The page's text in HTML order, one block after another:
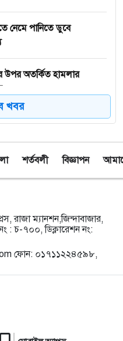
নেমে পানিতে ডুবে
উপর অতর্কিত হামলার
সিলেট, কফিনবন্দি হয়ে
পথে সড়ক দুর্ঘটনায় প্রাণ গেল
পরিবহনের সংঘর্ষ, নিহত ৯
হলো ‘বিকাশ
ধর্ষণ ও হত্যা মামলায়
খবর
শর্তবলী বিজ্ঞাপন
রাজা ম্যানশন,জিন্দাবাজার,
: চ-৭০০, ডিক্লারেশন নং:
ফোন: ০১৭১১২২৪৫৯৮,